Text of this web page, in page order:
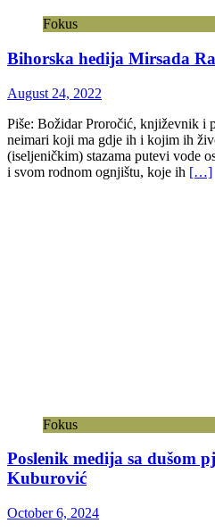
Fokus
Bihorska hedija Mirsada
August 24, 2022
Piše: Božidar Proročić, književnik i
neimari koji ma gdje ih i kojim ih
(iseljeničkim) stazama putevi vode
i svom rodnom ognjištu, koje ih […]
Fokus
Poslenik medija sa dušom
Kuburović
October 6, 2024